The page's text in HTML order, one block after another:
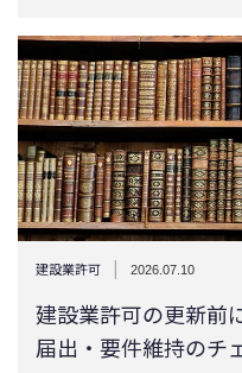
建設業許可 | 2026.07.10
建設業許可の更新前
届出・要件維持のチ